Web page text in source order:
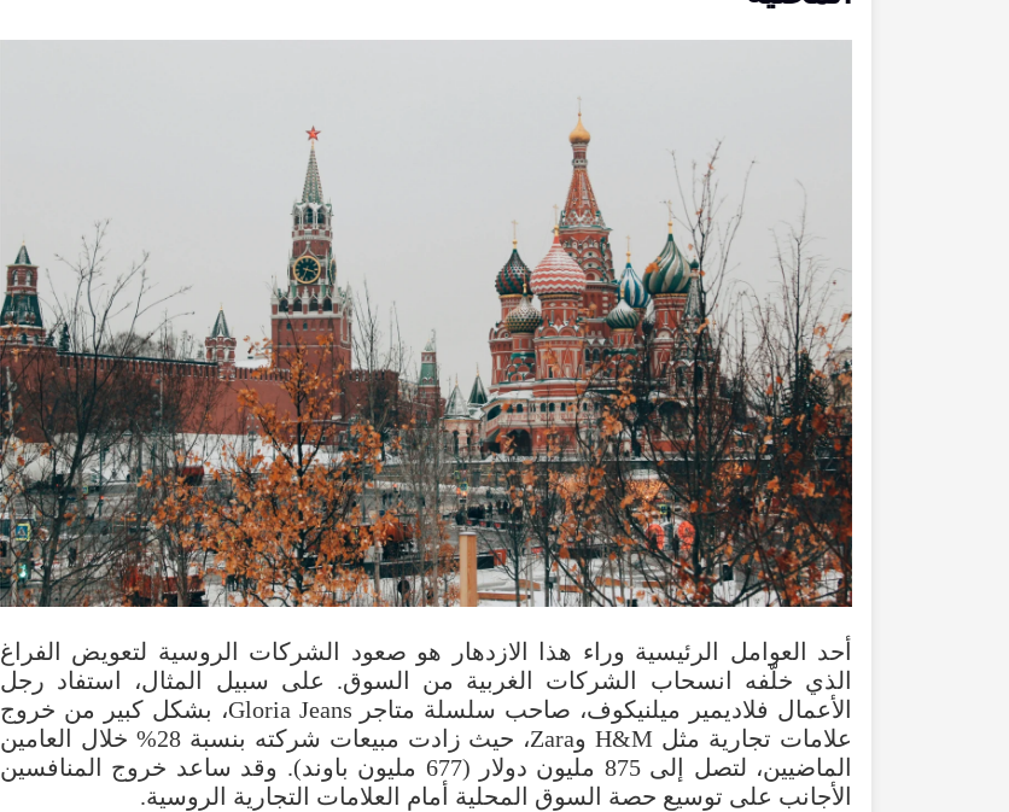
أحد العوامل الرئيسية وراء هذا الازدهار هو صعود الشركات الروسية لتعويض الفراغ
الذي خلّفه انسحاب الشركات الغربية من السوق. على سبيل المثال، استفاد رجل
الأعمال فلاديمير ميلنيكوف، صاحب سلسلة متاجر Gloria Jeans، بشكل كبير من خروج
علامات تجارية مثل H&M وZara، حيث زادت مبيعات شركته بنسبة 28% خلال العامين
الماضيين، لتصل إلى 875 مليون دولار (677 مليون باوند). وقد ساعد خروج المنافسين
الأجانب على توسيع حصة السوق المحلية أمام العلامات التجارية الروسية.